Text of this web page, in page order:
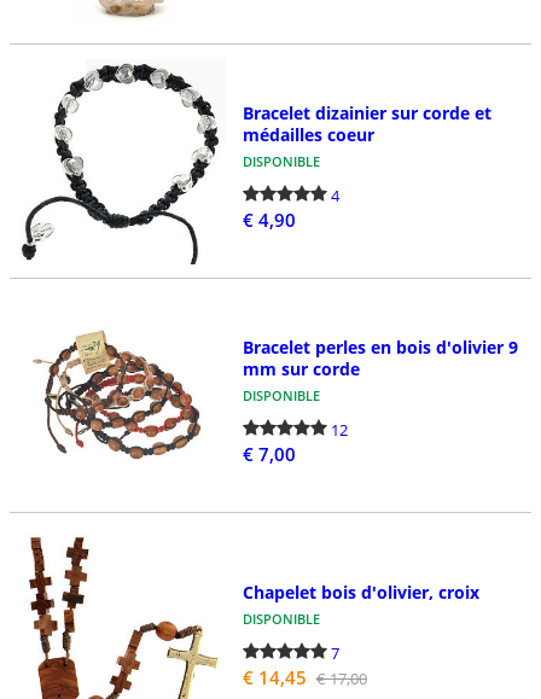
Bracelet dizainier sur corde et
médailles coeur
DISPONIBLE
4
€ 4,90
Bracelet perles en bois d'olivier 9
mm sur corde
DISPONIBLE
12
€ 7,00
Chapelet bois d'olivier, croix
DISPONIBLE
7
€ 14,45 € 17,00